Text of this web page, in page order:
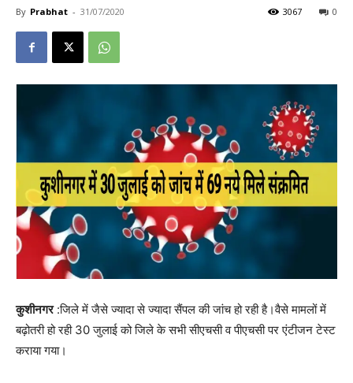
By Prabhat - 31/07/2020 0
3067
कुशीनगर:जिले में जैसे ज्यादा से ज्यादा सैंपल की जांच हो रही है।वैसे मामलों में
बढ़ोतरी हो रही 30 जुलाई को जिले के सभी सीएचसी व पीएचसी पर एंटीजन टेस्ट
कराया गया।